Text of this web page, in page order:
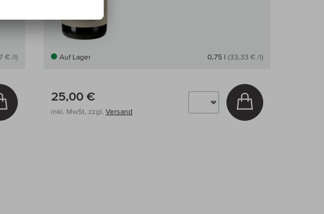
€ /l)
In den Warenkorb
Auf Lager 0,75 l (33,33 € /l)
25,00 €
inkl. MwSt, zzgl. Versand
In den